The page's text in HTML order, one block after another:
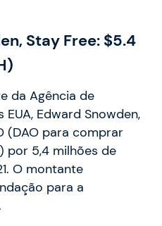
Stay Free: $5.4
da Agência de
Edward Snowden,
(DAO para comprar
por 5,4 milhões de
O montante
para a